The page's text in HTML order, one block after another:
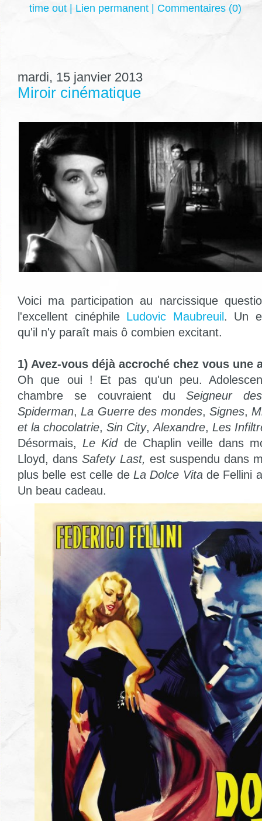
time out Lien permanent Commentaires (0)
mardi, 15 janvier 2013
Miroir cinématique
Voici ma participation au narcissique
l'excellent cinéphile Ludovic Maubreuil . Un
qu'il n'y paraît mais ô combien excitant.
1) Avez-vous déjà accroché chez vous une
Oh que oui ! Et pas qu'un peu.
chambre se couvraient du Seigneur
Spiderman, La Guerre des mondes, Signes,
et la chocolatrie, Sin City,Alexandre, Les
Désormais, Le Kidde Chaplin veille dans
Lloyd, dansSafety Last, est suspendu dans
plus belle est celle de La Dolce Vitade Fellini
Un beau cadeau.